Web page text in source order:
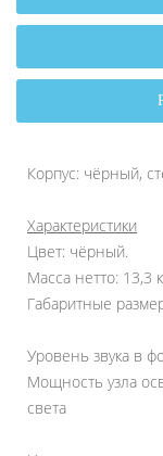
Корпус: чёрный,
Характеристики
Цвет: чёрный.
Масса нетто: 13,3
Габаритные
Уровень звука в
Мощность узла
света